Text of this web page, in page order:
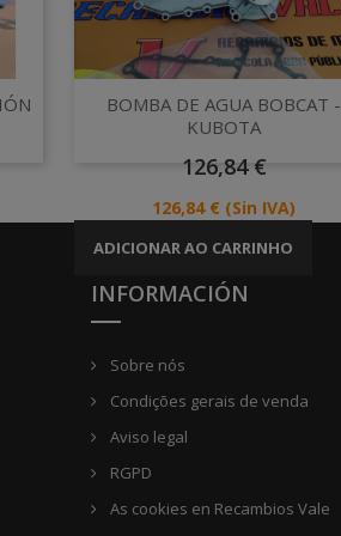
Vista rápida
BOMBA DE AGUA BOBCAT -
KUBOTA
Preço
126,84 €
Preço
126,84 € (Sin IVA)
ADICIONAR AO CARRINHO
INFORMACIÓN
Sobre nós
Condições gerais de venda
Aviso legal
RGPD
As cookies en Recambios Vale